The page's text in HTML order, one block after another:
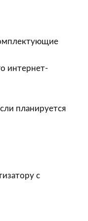
интернет-
планируется
с